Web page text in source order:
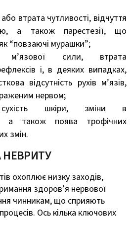
втрата чутливості, відчуття
а також парестезії, що
“повзаючі мурашки”;
м’язової сили, втрата
і, в деяких випадках,
відсутність рухів м’язів,
нервом;
шкіри, зміни в
а також поява трофічних
змін.
НЕВРИТУ
охоплює низку заходів,
здоров’я нервової
чинникам, що сприяють
Ось кілька ключових